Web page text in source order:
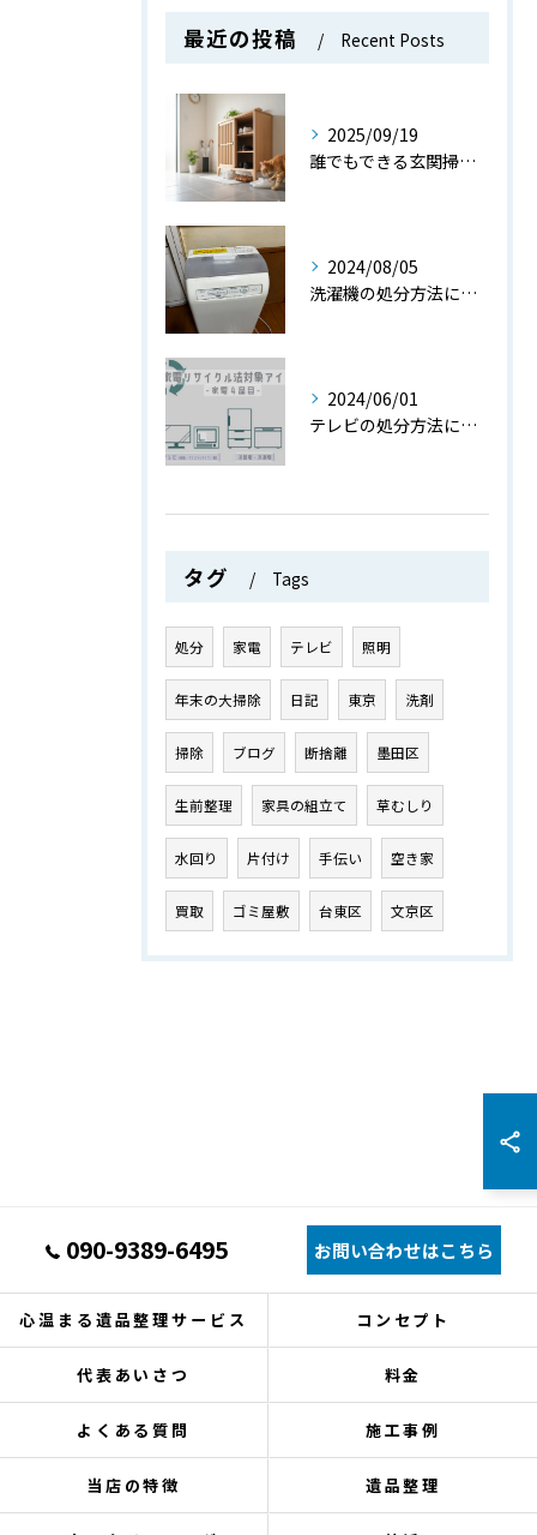
最近の投稿 Recent Posts
2025/09/19
誰でもできる玄関掃除の基本術
2024/08/05
洗濯機の処分方法について
2024/06/01
テレビの処分方法について
タグ Tags
処分 家電 テレビ 照明
年末の大掃除 日記 東京 洗剤
掃除 ブログ 断捨離 墨田区
生前整理 家具の組立て 草むしり
水回り 片付け 手伝い 空き家
買取 ゴミ屋敷 台東区 文京区
090-9389-6495 お問い合わせはこちら
心温まる遺品整理サービス コンセプト
代表あいさつ 料金
よくある質問 施工事例
当店の特徴 遺品整理